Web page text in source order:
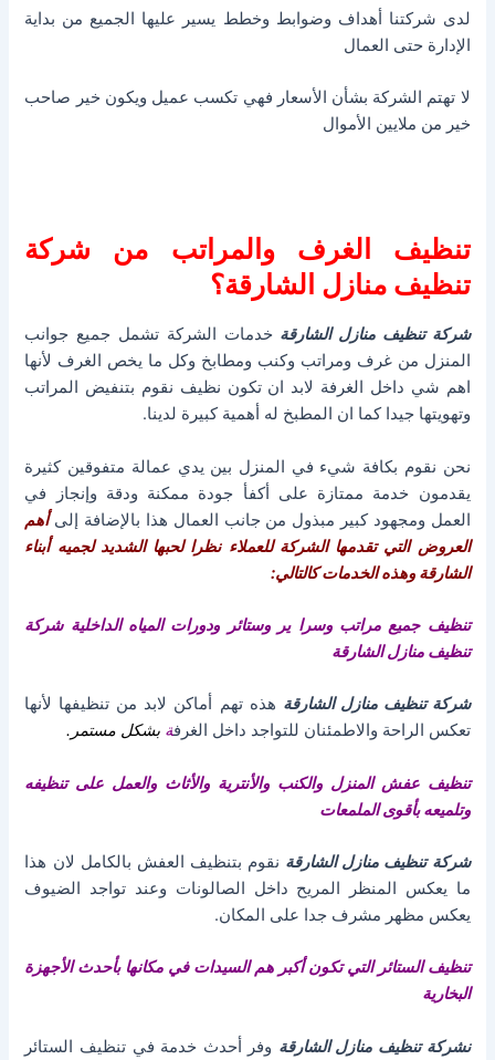
لدى شركتنا أهداف وضوابط وخطط يسير عليها الجميع من بداية
الإدارة حتى العمال
لا تهتم الشركة بشأن الأسعار فهي تكسب عميل ويكون خير صاحب
خير من ملايين الأموال
تنظيف الغرف والمراتب من شركة
تنظيف منازل الشارقة؟
شركة تنظيف منازل الشارقة خدمات الشركة تشمل جميع جوانب
المنزل من غرف ومراتب وكنب ومطابخ وكل ما يخص الغرف لأنها
اهم شي داخل الغرفة لابد ان تكون نظيف نقوم بتنفيض المراتب
وتهويتها جيدا كما ان المطبخ له أهمية كبيرة لدينا.
نحن نقوم بكافة شيء في المنزل بين يدي عمالة متفوقين كثيرة
يقدمون خدمة ممتازة على أكفأ جودة ممكنة ودقة وإنجاز في
العمل ومجهود كبير مبذول من جانب العمال هذا بالإضافة إلى أهم
العروض التي تقدمها الشركة للعملاء نظرا لحبها الشديد لجميه أبناء
الشارقة وهذه الخدمات كالتالي:
تنظيف جميع مراتب وسرا ير وستائر ودورات المياه الداخليةشركة
تنظيف منازل الشارقة
شركة تنظيف منازل الشارقة هذه تهم أماكن لابد من تنظيفها لأنها
تعكس الراحة والاطمئنان للتواجد داخل الغرفةبشكل مستمر.
تنظيف عفش المنزل والكنب والأنترية والأثاث والعمل على تنظيفه
وتلميعه بأقوى الملمعات
شركة تنظيف منازل الشارقة نقوم بتنظيف العفش بالكامل لان هذا
ما يعكس المنظر المريح داخل الصالونات وعند تواجد الضيوف
يعكس مظهر مشرف جدا على المكان.
تنظيف الستائر التي تكون أكبر هم السيدات في مكانها بأحدث الأجهزة
البخارية
نشركة تنظيف منازل الشارقة وفر أحدث خدمة في تنظيف الستائر